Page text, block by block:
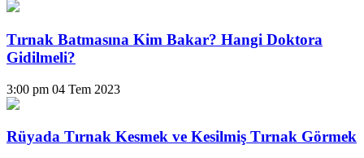
Tırnak Batmasına Kim Bakar? Hangi Doktora
Gidilmeli?
3:00 pm 04 Tem 2023
Rüyada Tırnak Kesmek ve Kesilmiş Tırnak Görmek